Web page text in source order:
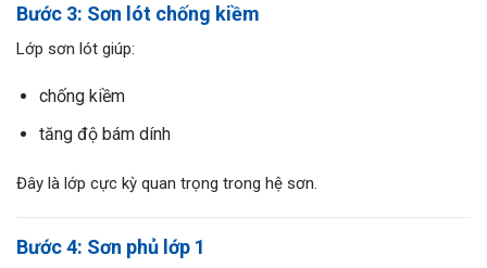
Bước 3: Sơn lót chống kiềm
Lớp sơn lót giúp:
chống kiềm
tăng độ bám dính
Đây là lớp cực kỳ quan trọng trong hệ sơn.
Bước 4: Sơn phủ lớp 1